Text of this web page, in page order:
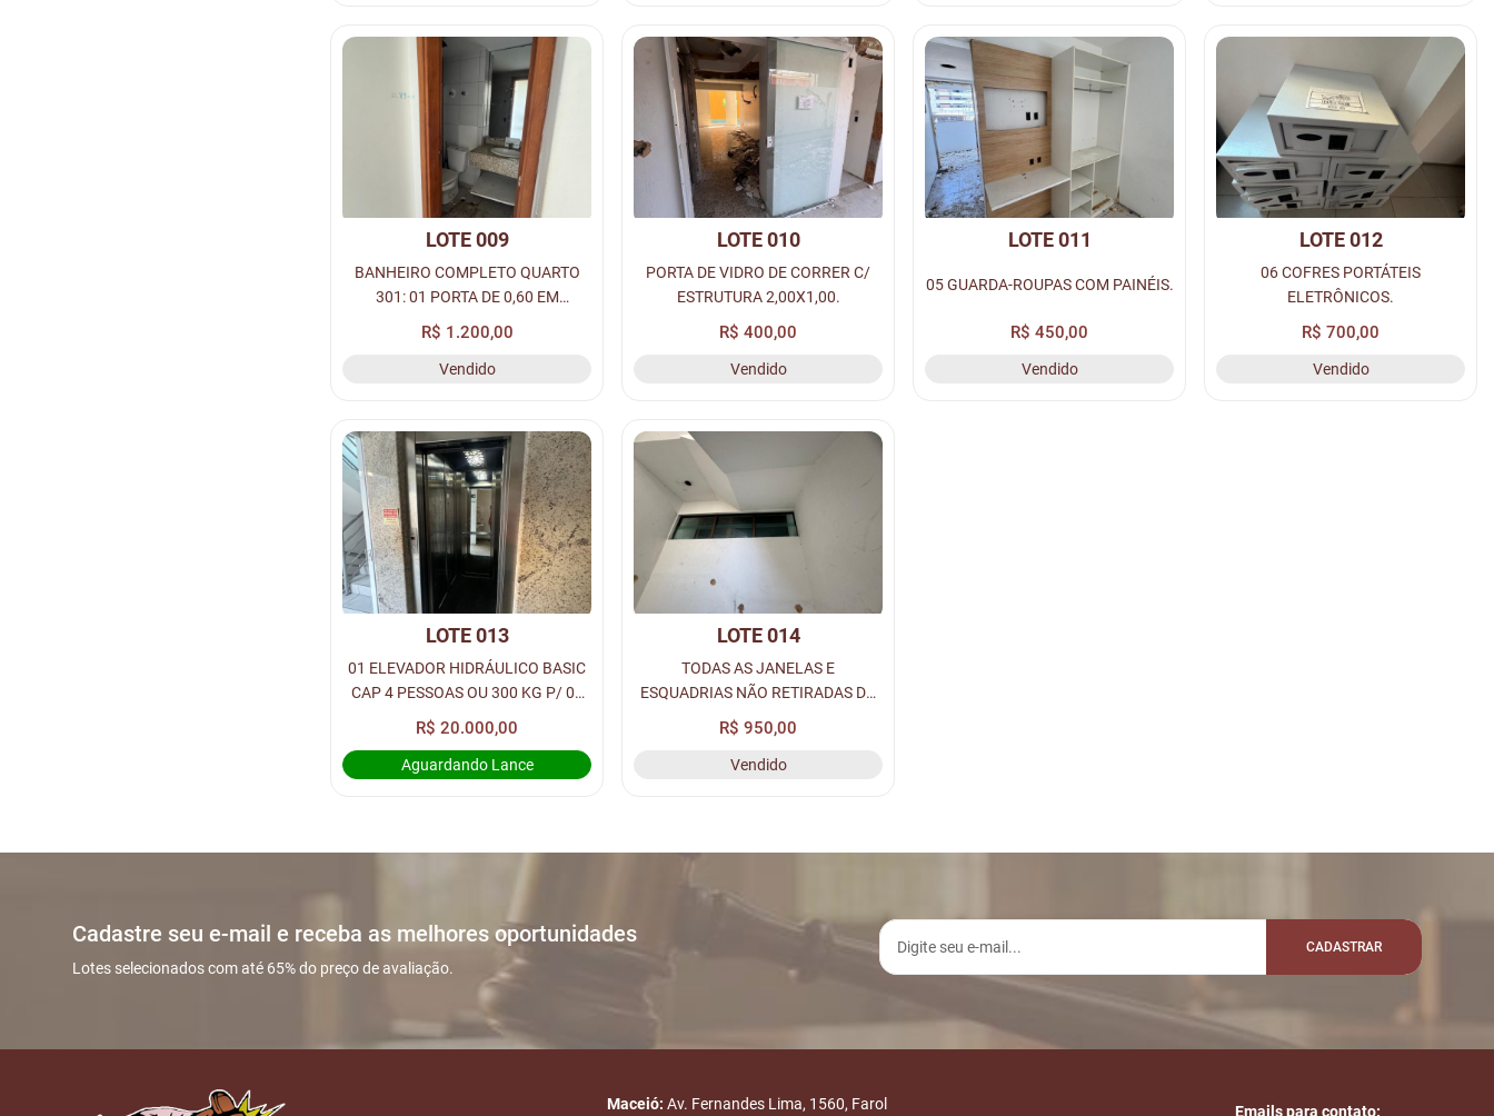
LOTE 009
BANHEIRO COMPLETO QUARTO
301: 01 PORTA DE 0,60 EM
MADEIRA, 01 VASO SANITÁRIO, 01
PIA COM BANCADA DE GRANITO,
BOX, ESQUADRIA E ACESSÓRIOS.
R$ 1.200,00
Vendido
LOTE 010
PORTA DE VIDRO DE CORRER C/
ESTRUTURA 2,00X1,00.
R$ 400,00
Vendido
LOTE 011
05 GUARDA-ROUPAS COM PAINÉIS.
R$ 450,00
Vendido
LOTE 012
06 COFRES PORTÁTEIS
ELETRÔNICOS.
R$ 700,00
Vendido
LOTE 013
01 ELEVADOR HIDRÁULICO BASIC
CAP 4 PESSOAS OU 300 KG P/ 04
PARADAS.
R$ 20.000,00
Aguardando Lance
LOTE 014
TODAS AS JANELAS E
ESQUADRIAS NÃO RETIRADAS DO
PRÉDIO.
R$ 950,00
Vendido
Cadastre seu e-mail e receba as melhores oportunidades
Lotes selecionados com até 65% do preço de avaliação.
CADASTRAR
Maceió: Av. Fernandes Lima, 1560, Farol Emails para contato: